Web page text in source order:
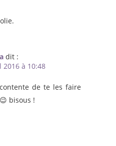
dit :
2016 à 10:48
de te les faire
bisous !